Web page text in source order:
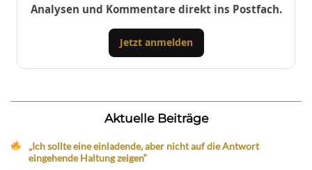
Analysen und Kommentare direkt ins Postfach.
Jetzt anmelden
Aktuelle Beiträge
„Ich sollte eine einladende, aber nicht auf die Antwort
eingehende Haltung zeigen“